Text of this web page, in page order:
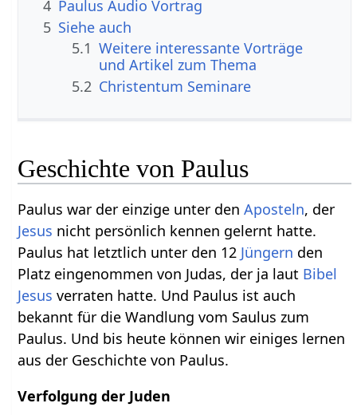
4 Paulus Audio Vortrag
5 Siehe auch
5.1 Weitere interessante Vorträge
und Artikel zum Thema
5.2 Christentum Seminare
Geschichte von Paulus
Paulus war der einzige unter denAposteln, der
Jesus nicht persönlich kennen gelernt hatte.
Paulus hat letztlich unter den 12 Jüngern den
Platz eingenommen von Judas, der ja laut Bibel
Jesus verraten hatte. Und Paulus ist auch
bekannt für die Wandlung vom Saulus zum
Paulus. Und bis heute können wir einiges lernen
aus der Geschichte von Paulus.
Verfolgung der Juden